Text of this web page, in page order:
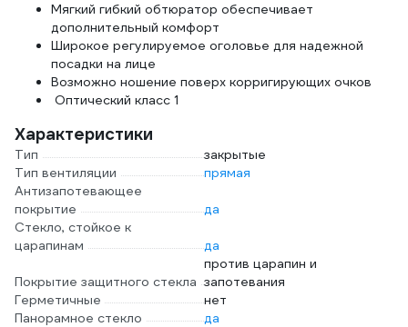
Мягкий гибкий обтюратор обеспечивает
дополнительный комфорт
Широкое регулируемое оголовье для надежной
посадки на лице
Возможно ношение поверх корригирующих очков
Оптический класс 1
Характеристики
Тип
закрытые
Тип вентиляции
прямая
Антизапотевающее
покрытие
да
Стекло, стойкое к
царапинам
да
Покрытие защитного стекла
против царапин и
запотевания
Герметичные
нет
Панорамное стекло
да